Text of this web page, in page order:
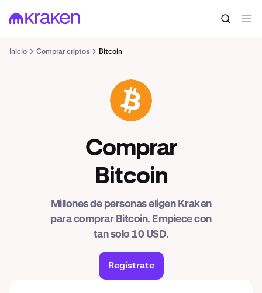
Inicio Comprar criptos Bitcoin
BTC
Comprar
Bitcoin
Millones de personas eligen Kraken
para comprar Bitcoin. Empiece con
tan solo 10 USD.
Regístrate